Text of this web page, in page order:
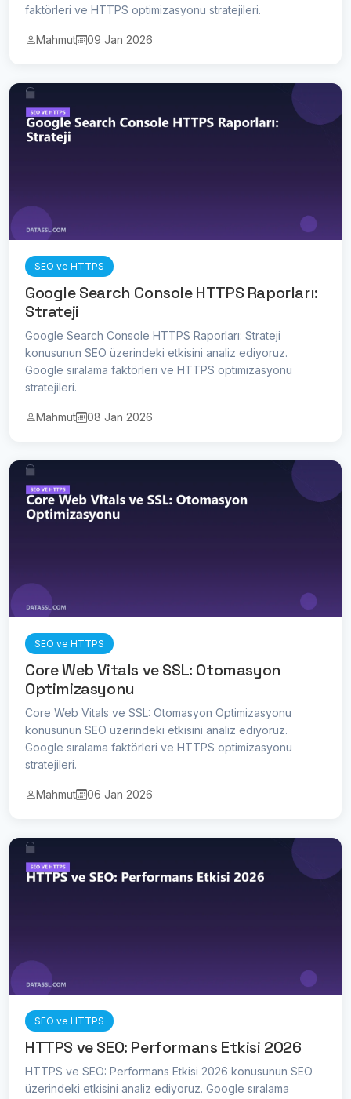
faktörleri ve HTTPS optimizasyonu stratejileri.
Mahmut 09 Jan 2026
SEO ve HTTPS
Google Search Console HTTPS Raporları:
Strateji
Google Search Console HTTPS Raporları: Strateji
konusunun SEO üzerindeki etkisini analiz ediyoruz.
Google sıralama faktörleri ve HTTPS optimizasyonu
stratejileri.
Mahmut 08 Jan 2026
SEO ve HTTPS
Core Web Vitals ve SSL: Otomasyon
Optimizasyonu
Core Web Vitals ve SSL: Otomasyon Optimizasyonu
konusunun SEO üzerindeki etkisini analiz ediyoruz.
Google sıralama faktörleri ve HTTPS optimizasyonu
stratejileri.
Mahmut 06 Jan 2026
SEO ve HTTPS
HTTPS ve SEO: Performans Etkisi 2026
HTTPS ve SEO: Performans Etkisi 2026 konusunun SEO
üzerindeki etkisini analiz ediyoruz. Google sıralama